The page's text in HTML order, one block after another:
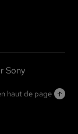
Sony
haut de page